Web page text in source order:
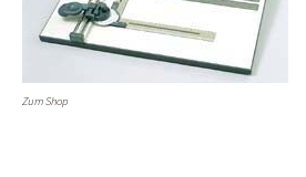
Zum Shop